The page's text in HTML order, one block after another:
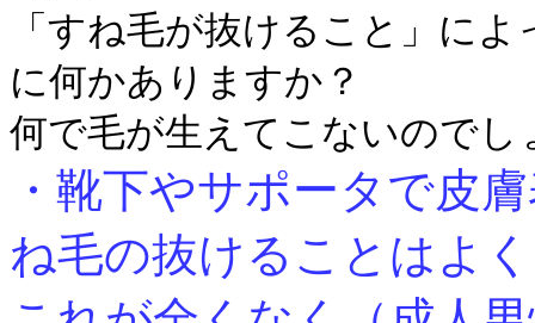
「すね毛が抜けること」に
に何かありますか？
何で毛が生えてこないので
・靴下やサポータで皮
ね毛の抜けることはよ